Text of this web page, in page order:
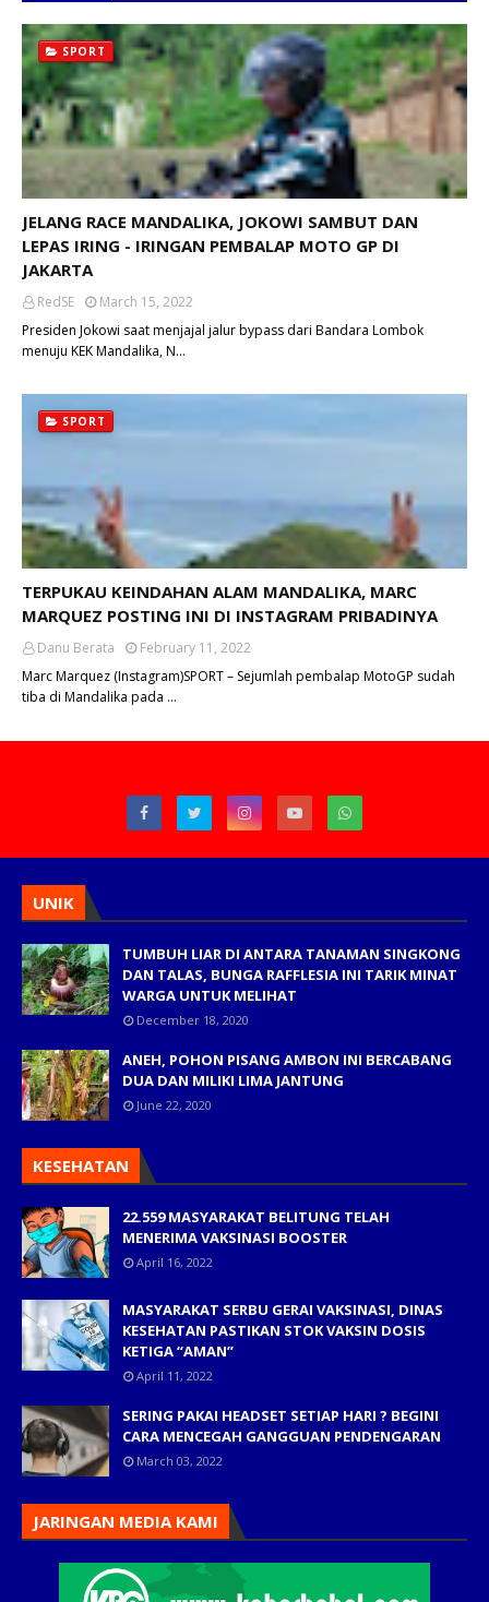
SPORT
JELANG RACE MANDALIKA, JOKOWI SAMBUT DAN
LEPAS IRING - IRINGAN PEMBALAP MOTO GP DI
JAKARTA
RedSE
March 15, 2022
Presiden Jokowi saat menjajal jalur bypass dari Bandara Lombok
menuju KEK Mandalika, N…
SPORT
TERPUKAU KEINDAHAN ALAM MANDALIKA, MARC
MARQUEZ POSTING INI DI INSTAGRAM PRIBADINYA
Danu Berata
February 11, 2022
Marc Marquez (Instagram)SPORT – Sejumlah pembalap MotoGP sudah
tiba di Mandalika pada …
UNIK
TUMBUH LIAR DI ANTARA TANAMAN SINGKONG
DAN TALAS, BUNGA RAFFLESIA INI TARIK MINAT
WARGA UNTUK MELIHAT
December 18, 2020
ANEH, POHON PISANG AMBON INI BERCABANG
DUA DAN MILIKI LIMA JANTUNG
June 22, 2020
KESEHATAN
22.559 MASYARAKAT BELITUNG TELAH
MENERIMA VAKSINASI BOOSTER
April 16, 2022
MASYARAKAT SERBU GERAI VAKSINASI, DINAS
KESEHATAN PASTIKAN STOK VAKSIN DOSIS
KETIGA “AMAN”
April 11, 2022
SERING PAKAI HEADSET SETIAP HARI ? BEGINI
CARA MENCEGAH GANGGUAN PENDENGARAN
March 03, 2022
JARINGAN MEDIA KAMI